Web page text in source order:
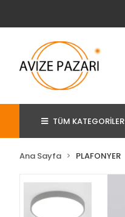
TÜM KATEGORİLER
Ana Sayfa PLAFONYER